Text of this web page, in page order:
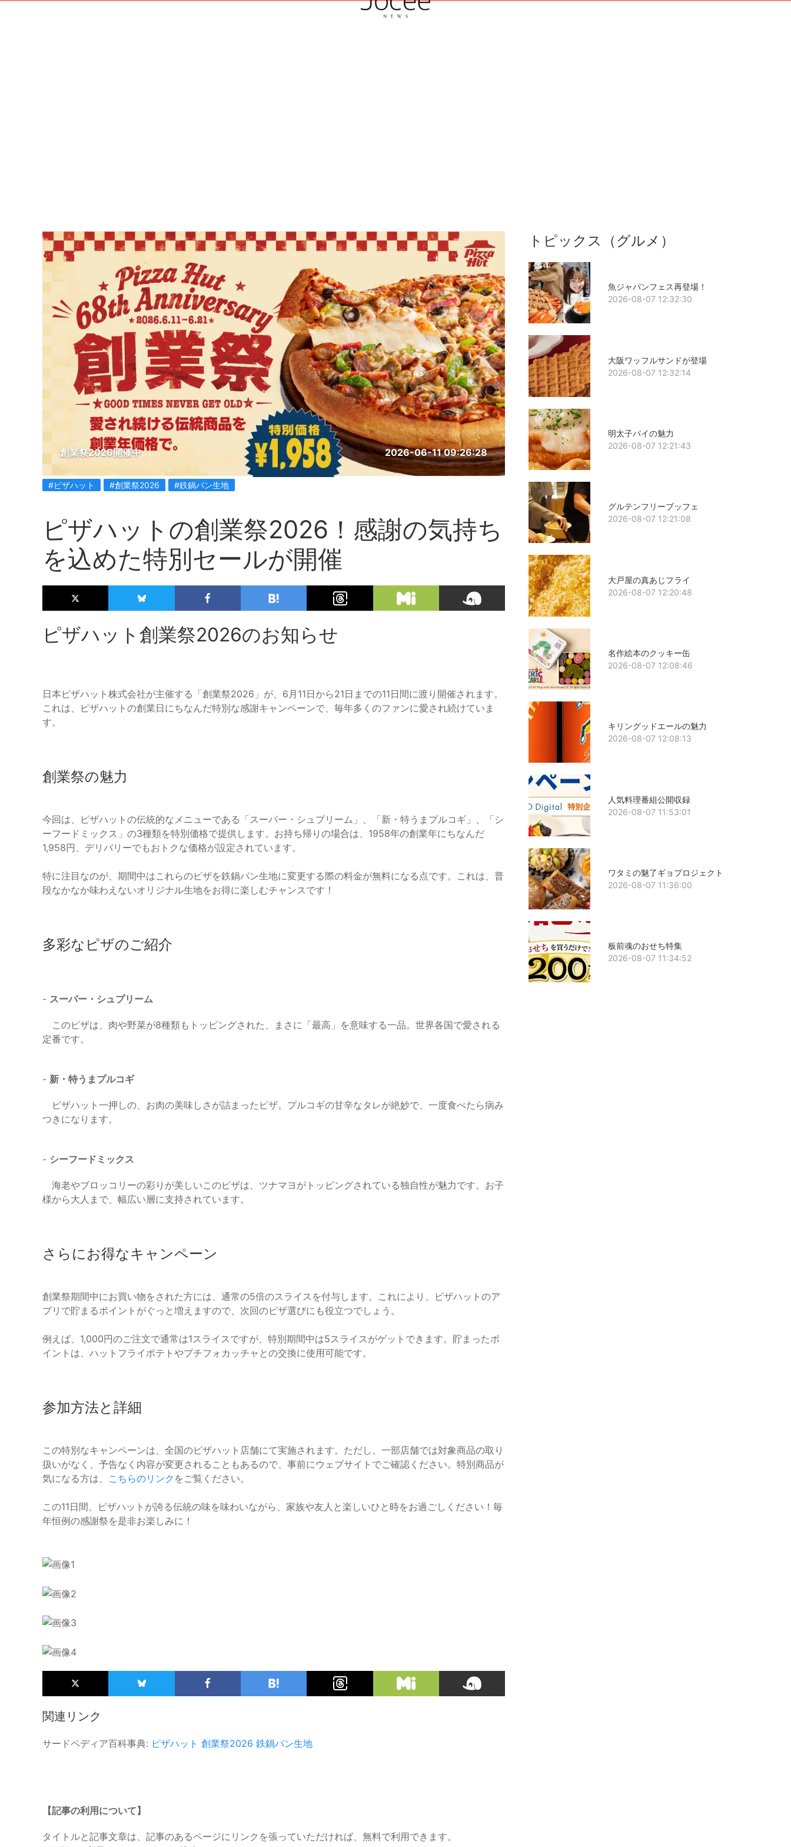
創業祭2026開催中 2026-06-11 09:26:28
#ピザハット #創業祭2026 #鉄鍋パン生地
ピザハットの創業祭2026！感謝の気持ち
を込めた特別セールが開催
ピザハット創業祭2026のお知らせ
日本ピザハット株式会社が主催する「創業祭2026」が、6月11日から21日までの11日間に渡り開催されます。
これは、ピザハットの創業日にちなんだ特別な感謝キャンペーンで、毎年多くのファンに愛され続けていま
す。
創業祭の魅力
今回は、ピザハットの伝統的なメニューである「スーパー・シュプリーム」、「新・特うまプルコギ」、「シ
ーフードミックス」の3種類を特別価格で提供します。お持ち帰りの場合は、1958年の創業年にちなんだ
1,958円、デリバリーでもおトクな価格が設定されています。
特に注目なのが、期間中はこれらのピザを鉄鍋パン生地に変更する際の料金が無料になる点です。これは、普
段なかなか味わえないオリジナル生地をお得に楽しむチャンスです！
多彩なピザのご紹介
- スーパー・シュプリーム
このピザは、肉や野菜が8種類もトッピングされた、まさに「最高」を意味する一品。世界各国で愛される
定番です。
- 新・特うまプルコギ
ピザハット一押しの、お肉の美味しさが詰まったピザ。プルコギの甘辛なタレが絶妙で、一度食べたら病み
つきになります。
- シーフードミックス
海老やブロッコリーの彩りが美しいこのピザは、ツナマヨがトッピングされている独自性が魅力です。お子
様から大人まで、幅広い層に支持されています。
さらにお得なキャンペーン
創業祭期間中にお買い物をされた方には、通常の5倍のスライスを付与します。これにより、ピザハットのア
プリで貯まるポイントがぐっと増えますので、次回のピザ選びにも役立つでしょう。
例えば、1,000円のご注文で通常は1スライスですが、特別期間中は5スライスがゲットできます。貯まったポ
イントは、ハットフライポテトやプチフォカッチャとの交換に使用可能です。
参加方法と詳細
この特別なキャンペーンは、全国のピザハット店舗にて実施されます。ただし、一部店舗では対象商品の取り
扱いがなく、予告なく内容が変更されることもあるので、事前にウェブサイトでご確認ください。特別商品が
気になる方は、 こちらのリンク をご覧ください。
この11日間、ピザハットが誇る伝統の味を味わいながら、家族や友人と楽しいひと時をお過ごしください！毎
年恒例の感謝祭を是非お楽しみに！
関連リンク
サードペディア百科事典: ピザハット 創業祭2026 鉄鍋パン生地
トピックス（グルメ）
魚ジャパンフェス再登場！
2026-08-07 12:32:30
大阪ワッフルサンドが登場
2026-08-07 12:32:14
明太子パイの魅力
2026-08-07 12:21:43
グルテンフリーブッフェ
2026-08-07 12:21:08
大戸屋の真あじフライ
2026-08-07 12:20:48
名作絵本のクッキー缶
2026-08-07 12:08:46
キリングッドエールの魅力
2026-08-07 12:08:13
人気料理番組公開収録
2026-08-07 11:53:01
ワタミの魅了ギョプロジェクト
2026-08-07 11:36:00
板前魂のおせち特集
2026-08-07 11:34:52
【記事の利用について】
タイトルと記事文章は、記事のあるページにリンクを張っていただければ、無料で利用できます。